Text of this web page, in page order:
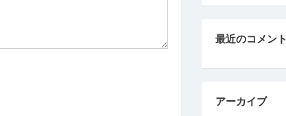
最近のコメント
アーカイブ